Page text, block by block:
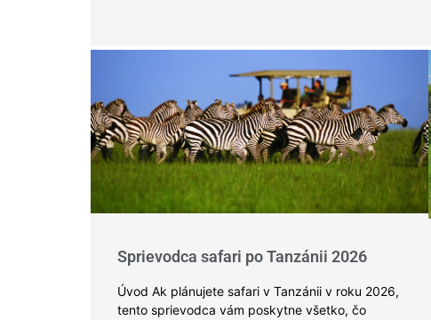
Sprievodca safari po Tanzánii 2026
Úvod Ak plánujete safari v Tanzánii v roku 2026,
tento sprievodca vám poskytne všetko, čo